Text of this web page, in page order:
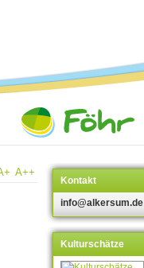
A++
Kontakt
info@alkersum.de
Kulturschätze